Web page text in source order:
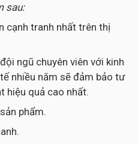
sau:
cạnh tranh nhất trên thị
ngũ chuyên viên với kinh
nhiều năm sẽ đảm bảo tư
hiệu quả cao nhất.
phẩm.